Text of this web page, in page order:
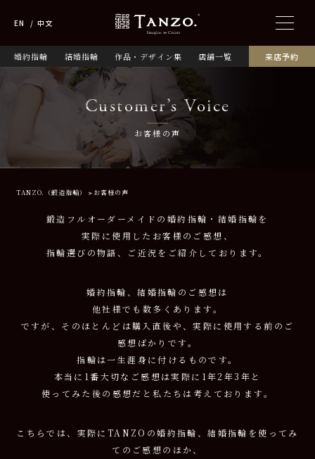
婚約指輪 結婚指輪 作品・デザイン集 店舗一覧 来店予約
EN 中文
Customer’s Voice
お客様の声
TANZO.（鍛造指輪） お客様の声
鍛造フルオーダーメイドの婚約指輪・結婚指輪を
実際に使用したお客様のご感想、
指輪選びの物語、ご近況をご紹介しております。
婚約指輪、結婚指輪のご感想は
他社様でも数多くあります。
ですが、そのほとんどは購入直後や、実際に使用する前のご
感想ばかりです。
指輪は一生涯身に付けるものです。
本当に1番大切なご感想は実際に1年2年3年と
使ってみた後の感想だと私たちは考えております。
こちらでは、実際にTANZOの婚約指輪、結婚指輪を使ってみ
てのご感想のほか、